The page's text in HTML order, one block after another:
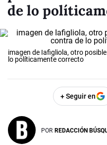
de lo
imagen de Iafigliola, otro
lo políticamente correcto
+ Seguir en
POR REDACCIÓN